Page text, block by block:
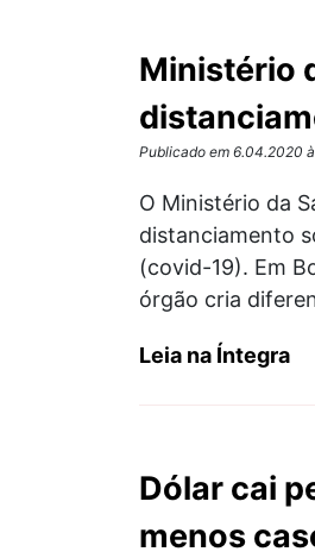
Ministério
Publicado em 6.04.2020
O Ministério da
distanciamento
(covid-19). Em
órgão cria
Leia na Íntegra
Dólar cai
menos